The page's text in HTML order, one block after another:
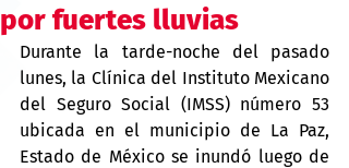
por fuertes lluvias
Durante la tarde-noche del pasado
lunes, la Clínica del Instituto Mexicano
del Seguro Social (IMSS) número 53
ubicada en el municipio de La Paz,
Estado de México se inundó luego de